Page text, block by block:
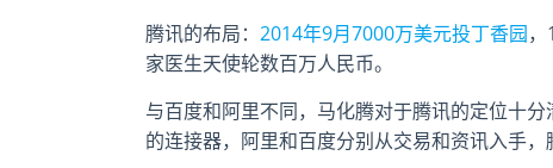
腾讯的布局： 2014年9月7000万美元投丁香园
家医生天使轮数百万人民币。
与百度和阿里不同，马化腾对于腾讯的定位十
的连接器，阿里和百度分别从交易和资讯入手，